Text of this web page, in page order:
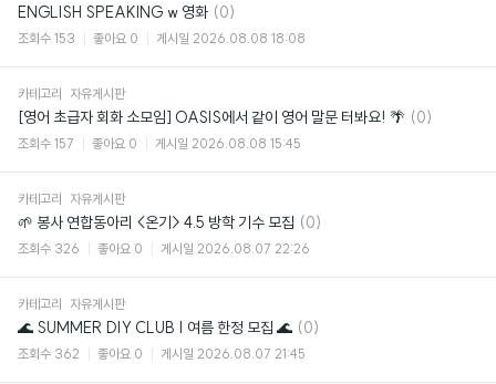
ENGLISH SPEAKING w 영화 댓
글
(0)
조회수 153 좋아요 0 게시일 2026.08.08 18:08
카테고리 자유게시판
[영어 초급자 회화 소모임] OASIS에서 같이 영어 말문 터봐요! 🌴 댓
(0)
조회수 157 좋아요 0 게시일 2026.08.08 15:45
카테고리 자유게시판
🌱 봉사 연합동아리 <온기> 4.5 방학 기수 모집 댓
글
(0)
조회수 326 좋아요 0 게시일 2026.08.07 22:26
카테고리 자유게시판
🌊 SUMMER DIY CLUB | 여름 한정 모집 🌊 댓
글
(0)
조회수 362 좋아요 0 게시일 2026.08.07 21:45